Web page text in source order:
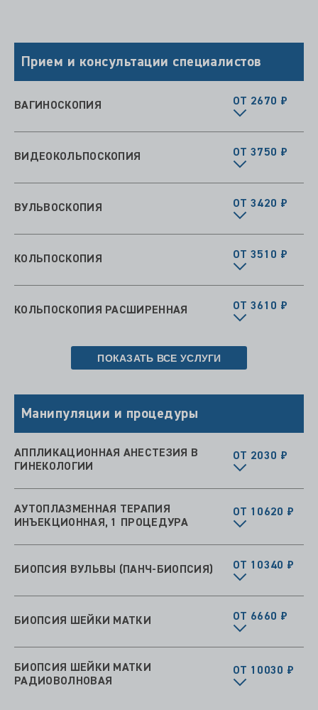
Прием и консультации специалистов
ВАГИНОСКОПИЯ ОТ 2670 ₽
ВИДЕОКОЛЬПОСКОПИЯ ОТ 3750 ₽
ВУЛЬВОСКОПИЯ ОТ 3420 ₽
КОЛЬПОСКОПИЯ ОТ 3510 ₽
КОЛЬПОСКОПИЯ РАСШИРЕННАЯ ОТ 3610 ₽
ПОКАЗАТЬ ВСЕ УСЛУГИ
Манипуляции и процедуры
АППЛИКАЦИОННАЯ АНЕСТЕЗИЯ В
ГИНЕКОЛОГИИ
ОТ 2030 ₽
АУТОПЛАЗМЕННАЯ ТЕРАПИЯ
ИНЪЕКЦИОННАЯ, 1 ПРОЦЕДУРА
ОТ 10620 ₽
БИОПСИЯ ВУЛЬВЫ (ПАНЧ-БИОПСИЯ) ОТ 10340 ₽
БИОПСИЯ ШЕЙКИ МАТКИ ОТ 6660 ₽
БИОПСИЯ ШЕЙКИ МАТКИ
РАДИОВОЛНОВАЯ
ОТ 10030 ₽